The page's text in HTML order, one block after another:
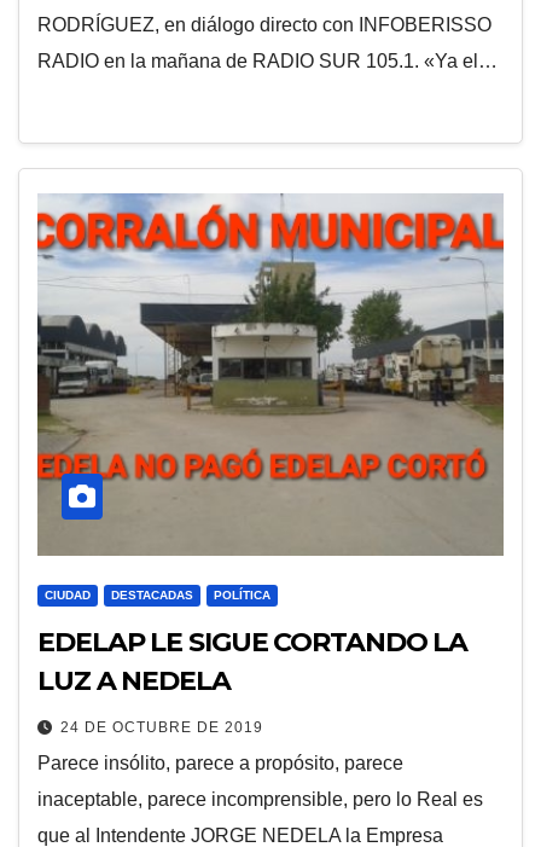
RODRÍGUEZ, en diálogo directo con INFOBERISSO
RADIO en la mañana de RADIO SUR 105.1. «Ya el…
CIUDAD DESTACADAS POLÍTICA
EDELAP LE SIGUE CORTANDO LA
LUZ A NEDELA
24 DE OCTUBRE DE 2019
Parece insólito, parece a propósito, parece
inaceptable, parece incomprensible, pero lo Real es
que al Intendente JORGE NEDELA la Empresa